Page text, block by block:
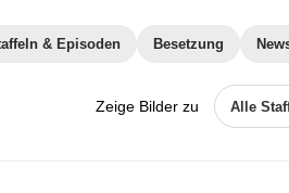
& Episoden Besetzung
Zeige Bilder zu Alle